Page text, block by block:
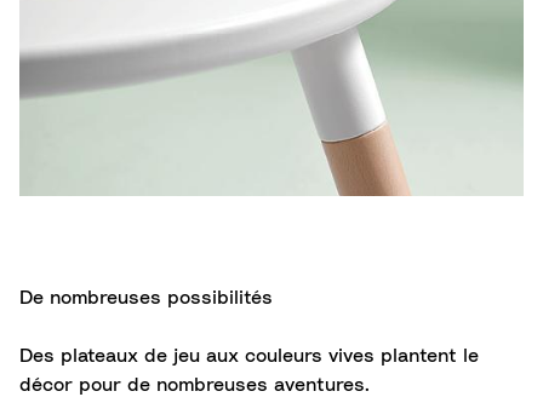
De nombreuses possibilités
Des plateaux de jeu aux couleurs vives plantent le
décor pour de nombreuses aventures.